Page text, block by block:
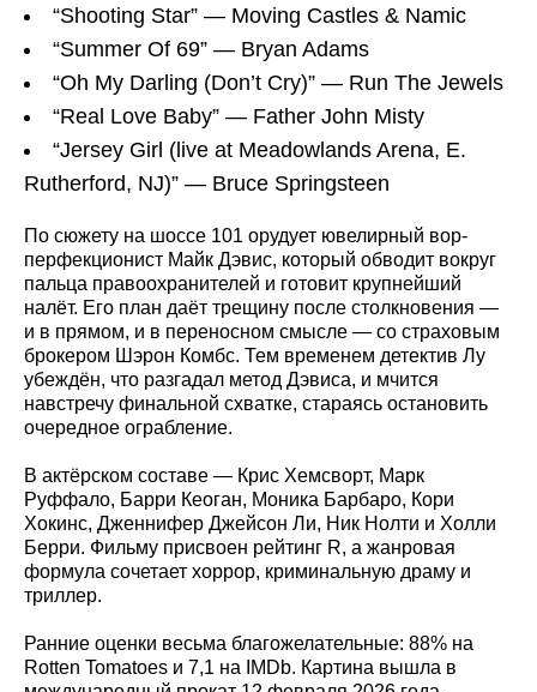
“Shooting Star” — Moving Castles & Namic
“Summer Of 69” — Bryan Adams
“Oh My Darling (Don’t Cry)” — Run The Jewels
“Real Love Baby” — Father John Misty
“Jersey Girl (live at Meadowlands Arena, E.
Rutherford, NJ)” — Bruce Springsteen
По сюжету на шоссе 101 орудует ювелирный вор-
перфекционист Майк Дэвис, который обводит вокруг
пальца правоохранителей и готовит крупнейший
налёт. Его план даёт трещину после столкновения —
и в прямом, и в переносном смысле — со страховым
брокером Шэрон Комбс. Тем временем детектив Лу
убеждён, что разгадал метод Дэвиса, и мчится
навстречу финальной схватке, стараясь остановить
очередное ограбление.
В актёрском составе — Крис Хемсворт, Марк
Руффало, Барри Кеоган, Моника Барбаро, Кори
Хокинс, Дженнифер Джейсон Ли, Ник Нолти и Холли
Берри. Фильму присвоен рейтинг R, а жанровая
формула сочетает хоррор, криминальную драму и
триллер.
Ранние оценки весьма благожелательные: 88% на
Rotten Tomatoes и 7,1 на IMDb. Картина вышла в